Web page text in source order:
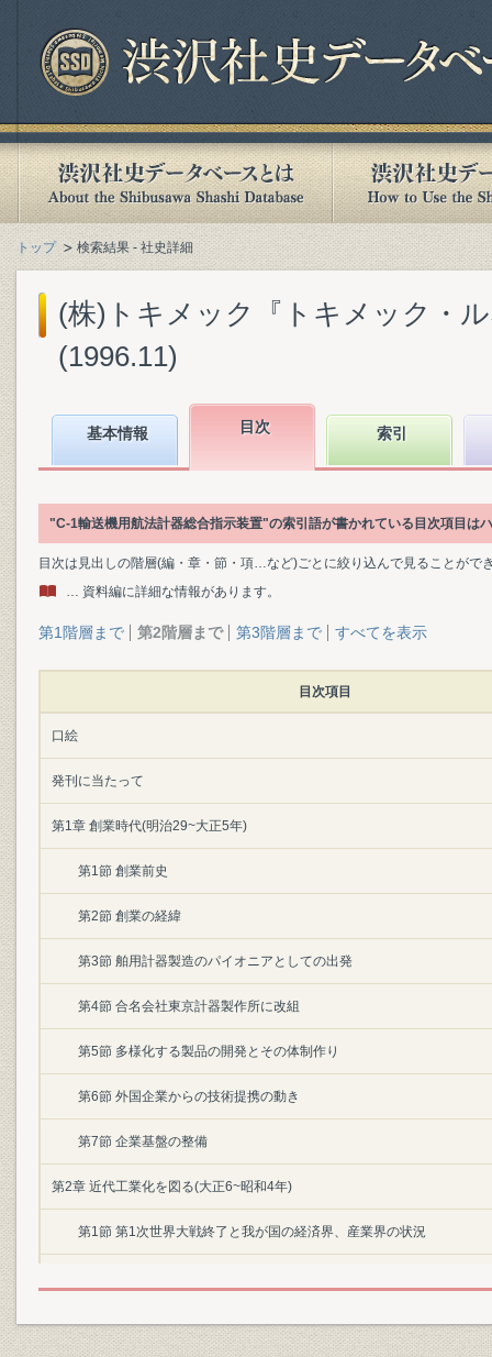
トップ 検索結果 - 社史詳細
(株)トキメック『トキメック・
(1996.11)
基本情報 目次 索引
"C-1輸送機用航法計器総合指示装置"の索引語が書かれている目次項目は
目次は見出しの階層(編・章・節・項…など)ごとに絞り込んで見ることがで
… 資料編に詳細な情報があります。
第1階層まで 第2階層まで 第3階層まで すべてを表示
目次項目
口絵
発刊に当たって
第1章 創業時代(明治29~大正5年)
第1節 創業前史
第2節 創業の経緯
第3節 舶用計器製造のパイオニアとしての出発
第4節 合名会社東京計器製作所に改組
第5節 多様化する製品の開発とその体制作り
第6節 外国企業からの技術提携の動き
第7節 企業基盤の整備
第2章 近代工業化を図る(大正6~昭和4年)
第1節 第1次世界大戦終了と我が国の経済界、産業界の状況
第3節 スペリー・ジャイロスコープ社との関係密接化